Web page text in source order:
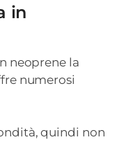
in
neoprene la
numerosi
quindi non